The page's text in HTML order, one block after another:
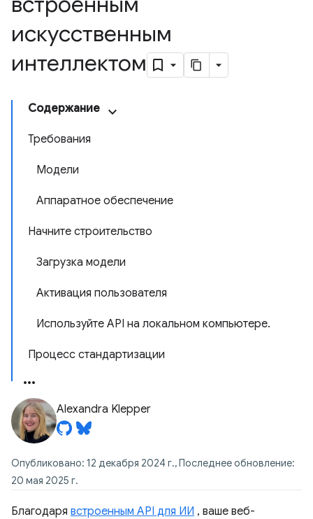
искусственным
интеллектом
Содержание
Требования
Модели
Аппаратное обеспечение
Начните строительство
Загрузка модели
Активация пользователя
Используйте API на локальном компьютере.
Процесс стандартизации
Alexandra Klepper
Опубликовано: 12 декабря 2024 г., Последнее обновление:
20 мая 2025 г.
Благодаря встроенным API для ИИ , ваше веб-